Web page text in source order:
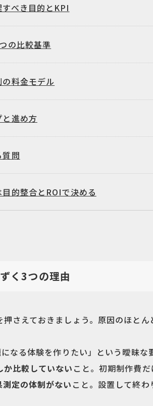
べき目的とKPI
の比較基準
料金モデル
進め方
問
的整合とROIで決める
く3つの理由
さえておきましょう。原因のほと
なる体験を作りたい」という曖昧
比較していない こと。初期制作費
測定の体制がない こと。設置して終